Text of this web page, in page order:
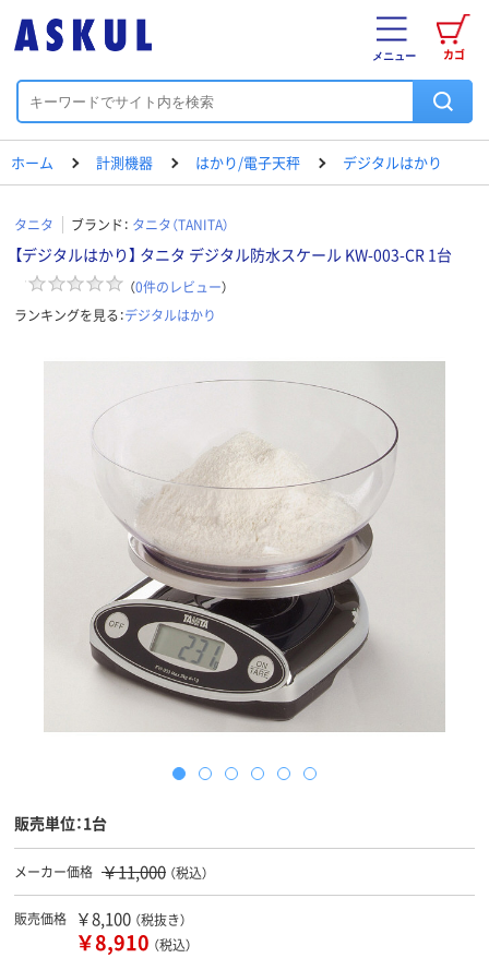
カゴ
メニュー
ホーム 計測機器 はかり/電子天秤 デジタルはかり
タニタ ブランド： タニタ（TANITA）
【デジタルはかり】 タニタ デジタル防水スケール KW-003-CR 1台
（0件のレビュー）
ランキングを見る：デジタルはかり
販売単位：1台
メーカー価格 ￥11,000 （税込）
販売価格 ￥8,100 （税抜き）
￥8,910 （税込）